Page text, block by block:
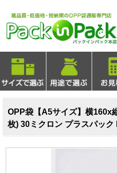
OPP袋【A5サイズ】横160x
枚) 30ミクロン プラスパック